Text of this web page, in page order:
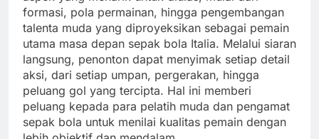
formasi, pola permainan, hingga pengembangan
talenta muda yang diproyeksikan sebagai pemain
utama masa depan sepak bola Italia. Melalui siaran
langsung, penonton dapat menyimak setiap detail
aksi, dari setiap umpan, pergerakan, hingga
peluang gol yang tercipta. Hal ini memberi
peluang kepada para pelatih muda dan pengamat
sepak bola untuk menilai kualitas pemain dengan